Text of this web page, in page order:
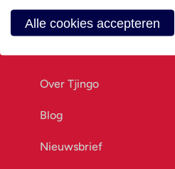
Ons bedrijf
Over Tjingo
Blog
Nieuwsbrief
Alle cookies accepteren